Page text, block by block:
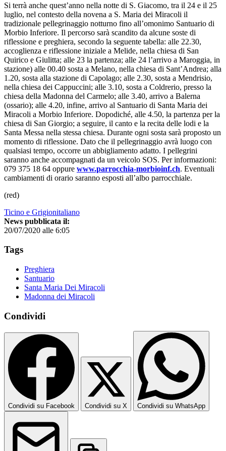
Si terrà anche quest’anno nella notte di S. Giacomo, tra il 24 e il 25
luglio, nel contesto della novena a S. Maria dei Miracoli il
tradizionale pellegrinaggio notturno fino all’omonimo Santuario di
Morbio Inferiore. Il percorso sarà scandito da alcune soste di
riflessione e preghiera, secondo la seguente tabella: alle 22.30,
accoglienza e riflessione iniziale a Melide, nella chiesa di San
Quirico e Giulitta; alle 23 la partenza; alle 24 l’arrivo a Maroggia, in
stazione) alle 00.40 sosta a Melano, nella chiesa di Sant’Andrea; alla
1.20, sosta alla stazione di Capolago; alle 2.30, sosta a Mendrisio,
nella chiesa dei Cappuccini; alle 3.10, sosta a Coldrerio, presso la
chiesa della Madonna del Carmelo; alle 3.40, arrivo a Balerna
(ossario); alle 4.20, infine, arrivo al Santuario di Santa Maria dei
Miracoli a Morbio Inferiore. Dopodiché, alle 4.50, la partenza per la
chiesa di San Giorgio; a seguire, il canto e la recita delle lodi e la
Santa Messa nella stessa chiesa. Durante ogni sosta sarà proposto un
momento di riflessione. Dato che il pellegrinaggio avrà luogo con
qualsiasi tempo, occorre un abbigliamento adatto. I pellegrini
saranno anche accompagnati da un veicolo SOS. Per informazioni:
079 375 18 64 oppure www.parrocchia-morbioinf.ch. Eventuali
cambiamenti di orario saranno esposti all’albo parrocchiale.
(red)
Ticino e Grigionitaliano
News pubblicata il:
20/07/2020 alle 6:05
Tags
Preghiera
Santuario
Santa Maria Dei Miracoli
Madonna dei Miracoli
Condividi
Condividi su Facebook Condividi su X Condividi su WhatsApp